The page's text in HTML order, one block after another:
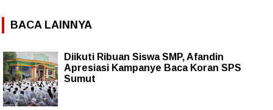
BACA LAINNYA
Diikuti Ribuan Siswa SMP, Afandin
Apresiasi Kampanye Baca Koran SPS
Sumut